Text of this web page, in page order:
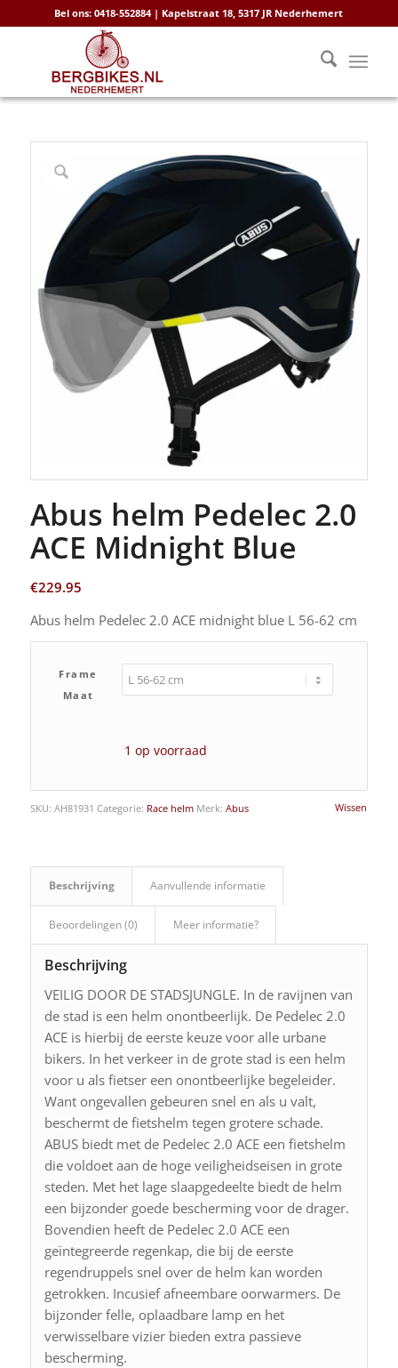
Bel ons: 0418-552884 | Kapelstraat 18, 5317 JR Nederhemert
Abus helm Pedelec 2.0
ACE Midnight Blue
€229.95
Abus helm Pedelec 2.0 ACE midnight blue L 56-62 cm
Frame
Maat
Wissen
1 op voorraad
SKU: AH81931 Categorie: Race helm Merk: Abus
Beschrijving Aanvullende informatie
Beoordelingen (0) Meer informatie?
Beschrijving
VEILIG DOOR DE STADSJUNGLE. In de ravijnen van
de stad is een helm onontbeerlijk. De Pedelec 2.0
ACE is hierbij de eerste keuze voor alle urbane
bikers. In het verkeer in de grote stad is een helm
voor u als fietser een onontbeerlijke begeleider.
Want ongevallen gebeuren snel en als u valt,
beschermt de fietshelm tegen grotere schade.
ABUS biedt met de Pedelec 2.0 ACE een fietshelm
die voldoet aan de hoge veiligheidseisen in grote
steden. Met het lage slaapgedeelte biedt de helm
een bijzonder goede bescherming voor de drager.
Bovendien heeft de Pedelec 2.0 ACE een
geïntegreerde regenkap, die bij de eerste
regendruppels snel over de helm kan worden
getrokken. Incusief afneembare oorwarmers. De
bijzonder felle, oplaadbare lamp en het
verwisselbare vizier bieden extra passieve
bescherming.